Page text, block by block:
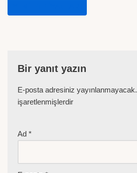
Bir yanıt yazın
E-posta adresiniz yayınlanmayacak.
işaretlenmişlerdir
Ad *